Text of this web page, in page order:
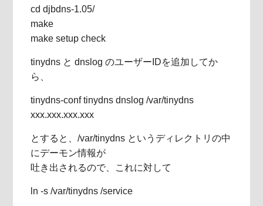
cd djbdns-1.05/
make
make setup check
tinydns と dnslog のユーザーIDを追加してか
ら、
tinydns-conf tinydns dnslog /var/tinydns
xxx.xxx.xxx.xxx
とすると、/var/tinydns というディレクトリの中
にデーモン情報が
吐き出されるので、これに対して
ln -s /var/tinydns /service